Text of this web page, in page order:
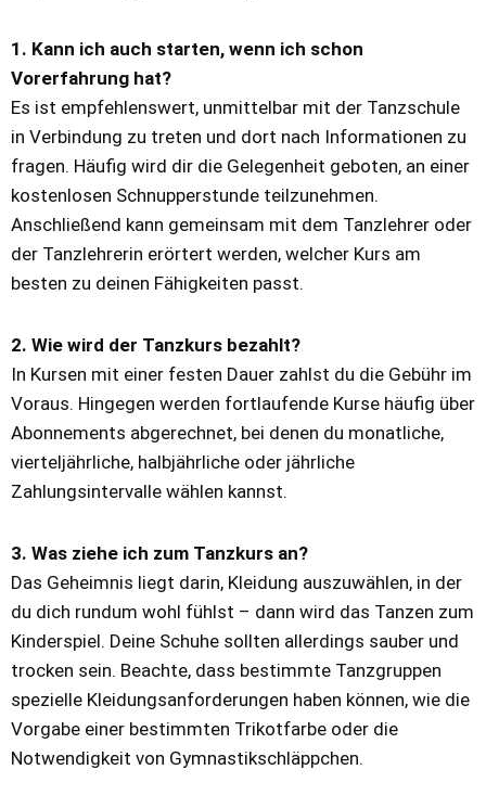
1. Kann ich auch starten, wenn ich schon
Vorerfahrung hat?
Es ist empfehlenswert, unmittelbar mit der Tanzschule
in Verbindung zu treten und dort nach Informationen zu
fragen. Häufig wird dir die Gelegenheit geboten, an einer
kostenlosen Schnupperstunde teilzunehmen.
Anschließend kann gemeinsam mit dem Tanzlehrer oder
der Tanzlehrerin erörtert werden, welcher Kurs am
besten zu deinen Fähigkeiten passt.
2. Wie wird der Tanzkurs bezahlt?
In Kursen mit einer festen Dauer zahlst du die Gebühr im
Voraus. Hingegen werden fortlaufende Kurse häufig über
Abonnements abgerechnet, bei denen du monatliche,
vierteljährliche, halbjährliche oder jährliche
Zahlungsintervalle wählen kannst.
3. Was ziehe ich zum Tanzkurs an?
Das Geheimnis liegt darin, Kleidung auszuwählen, in der
du dich rundum wohl fühlst – dann wird das Tanzen zum
Kinderspiel. Deine Schuhe sollten allerdings sauber und
trocken sein. Beachte, dass bestimmte Tanzgruppen
spezielle Kleidungsanforderungen haben können, wie die
Vorgabe einer bestimmten Trikotfarbe oder die
Notwendigkeit von Gymnastikschläppchen.